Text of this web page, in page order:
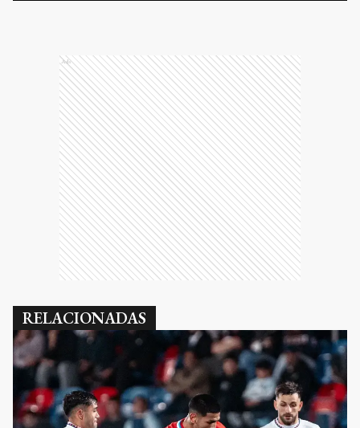
Ads
RELACIONADAS